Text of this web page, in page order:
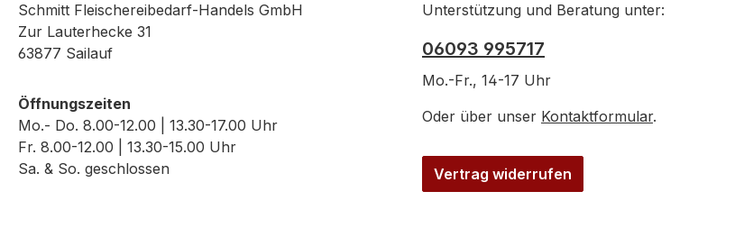
Unterstützung und Beratung unter:
06093 995717
Mo.-Fr., 14-17 Uhr
Oder über unser Kontaktformular.
Vertrag widerrufen
Schmitt Fleischereibedarf-Handels GmbH
Zur Lauterhecke 31
63877 Sailauf
Öffnungszeiten
Mo.- Do. 8.00-12.00 | 13.30-17.00 Uhr
Fr. 8.00-12.00 | 13.30-15.00 Uhr
Sa. & So. geschlossen